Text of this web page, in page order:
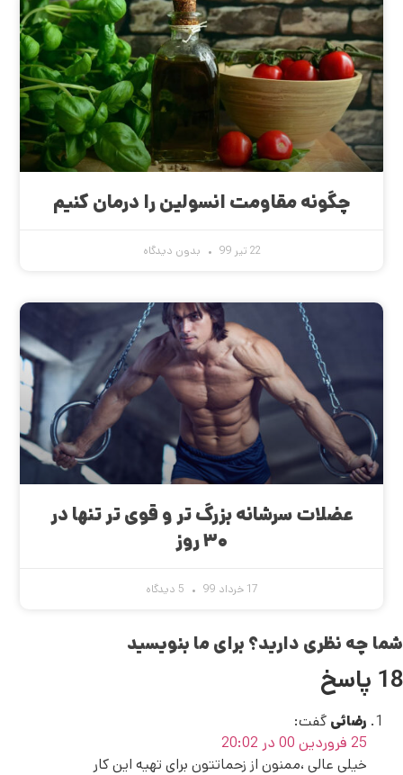
چگونه مقاومت انسولین را درمان کنیم
22 تیر 99 بدون دیدگاه
عضلات سرشانه بزرگ تر و قوی تر تنها در
۳۰ روز
17 خرداد 99
شما چه نظری دارید؟ برای ما بنویسید
18 پاسخ
رضائی گفت:
25 فروردین 00 در 20:02
خیلی عالی ،ممنون از زحماتتون برای تهیه این کار